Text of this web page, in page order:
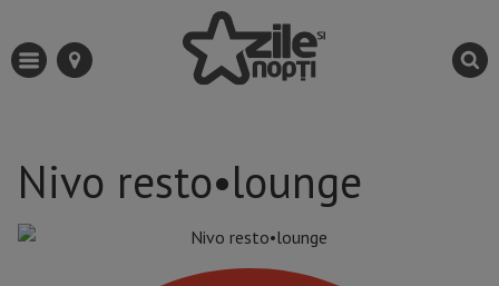
Nivo resto•lounge